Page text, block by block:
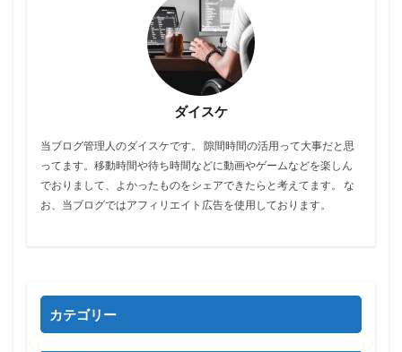
ダイスケ
当ブログ管理人のダイスケです。 隙間時間の活用って大事だと思
ってます。移動時間や待ち時間などに動画やゲームなどを楽しん
でおりまして、よかったものをシェアできたらと考えてます。 な
お、当ブログではアフィリエイト広告を使用しております。
カテゴリー